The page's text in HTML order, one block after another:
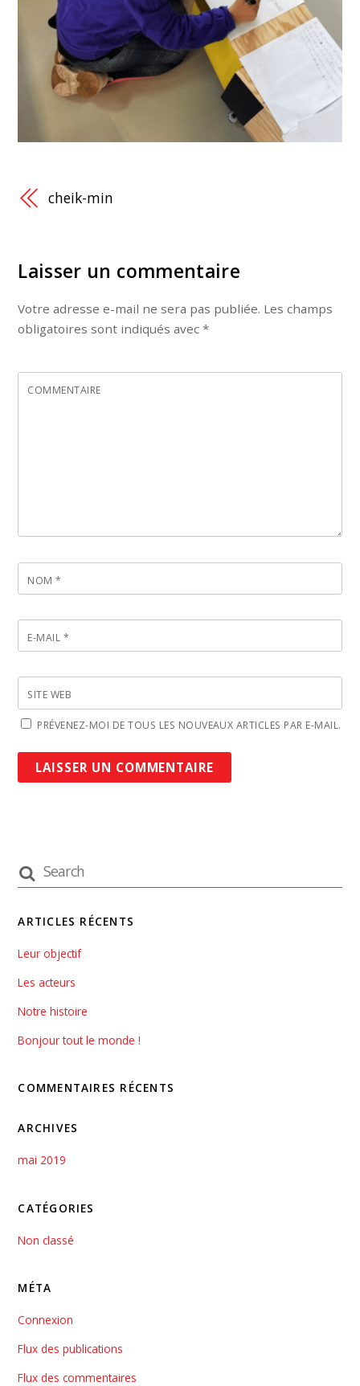
cheik-min
Laisser un commentaire
Votre adresse e-mail ne sera pas publiée. Les champs
obligatoires sont indiqués avec*
COMMENTAIRE
NOM*
E-MAIL *
SITE WEB
PRÉVENEZ-MOI DE TOUS LES NOUVEAUX ARTICLES PAR E-MAIL.
ARTICLES RÉCENTS
Leur objectif
Les acteurs
Notre histoire
Bonjour tout le monde !
COMMENTAIRES RÉCENTS
ARCHIVES
mai 2019
CATÉGORIES
Non classé
MÉTA
Connexion
Flux des publications
Flux des commentaires